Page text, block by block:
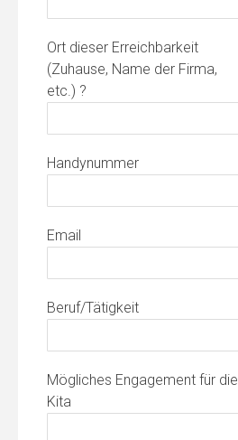
Ort dieser Erreichbarkeit
(Zuhause, Name der Firma,
etc.) ?
Handynummer
Email
Beruf/Tätigkeit
Mögliches Engagement für die
Kita